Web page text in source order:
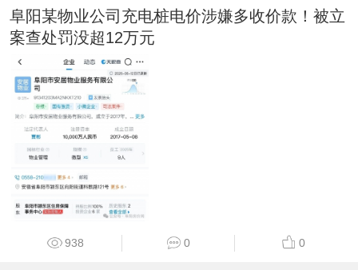
阜阳某物业公司充电桩电价涉嫌多收价款！被立
案查处罚没超12万元
938 0 0